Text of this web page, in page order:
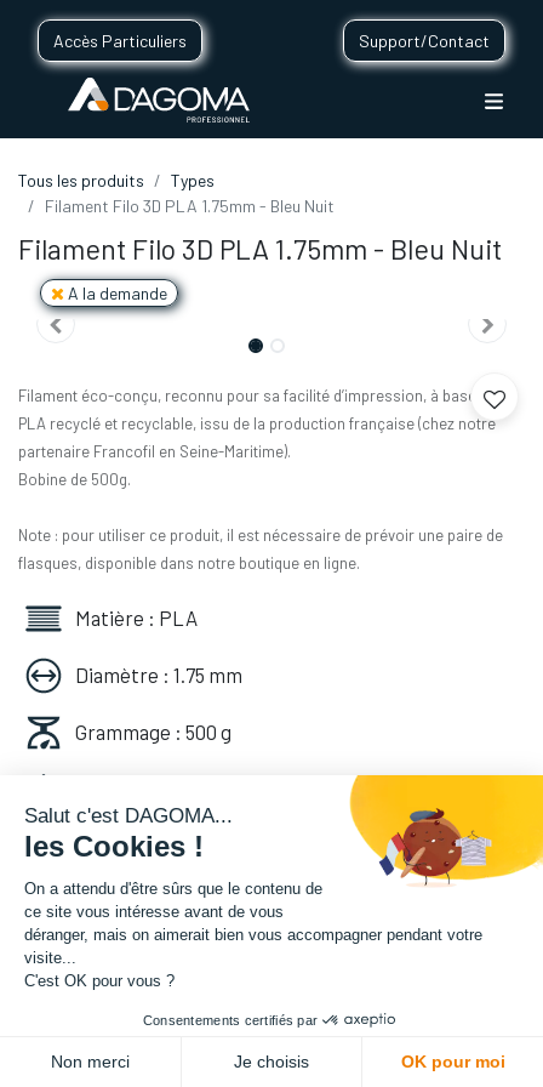
Accès Particuliers Support/Contact
Tous les produits
Types
Filament Filo 3D PLA 1.75mm - Bleu Nuit
Filament Filo 3D PLA 1.75mm - Bleu Nuit
A la demande
Filament éco-conçu, reconnu pour sa facilité d’impression, à base de
PLA recyclé et recyclable, issu de la production française (chez notre
partenaire Francofil en Seine-Maritime).
Bobine de 500g.
Note : pour utiliser ce produit, il est nécessaire de prévoir une paire de
flasques, disponible dans notre boutique en ligne.
Matière : PLA
Diamètre : 1.75 mm
Grammage : 500 g
Facilité d'utilisation : Accessible
14,16€
(14,16€ TVA comprise)
nouveau en stock
Salut c'est DAGOMA...
les Cookies !
On a attendu d'être sûrs que le contenu de
ce site vous intéresse avant de vous
déranger, mais on aimerait bien vous accompagner pendant votre
visite...
C'est OK pour vous ?
Consentements certifiés par
Non merci Je choisis OK pour moi